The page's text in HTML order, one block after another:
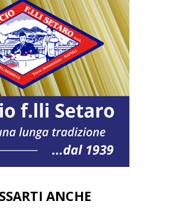
ANCHE